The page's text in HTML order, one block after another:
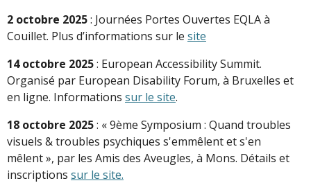
2 octobre 2025: Journées Portes Ouvertes EQLA à
Couillet. Plus d’informations sur le site
14 octobre 2025: European Accessibility Summit.
Organisé par European Disability Forum, à Bruxelles et
en ligne. Informations sur le site.
18 octobre 2025: « 9ème Symposium : Quand troubles
visuels & troubles psychiques s'emmêlent et s'en
mêlent », par les Amis des Aveugles, à Mons. Détails et
inscriptions sur le site.